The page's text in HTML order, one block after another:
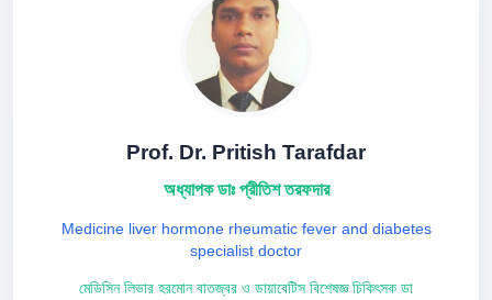
Prof. Dr. Pritish Tarafdar
অধ্যাপক ডাঃ প্রীতিশ তরফদার
Medicine liver hormone rheumatic fever and diabetes
specialist doctor
মেডিসিন লিভার হরমোন বাতজ্বর ও ডায়াবেটিস বিশেষজ্ঞ চিকিৎসক ডা